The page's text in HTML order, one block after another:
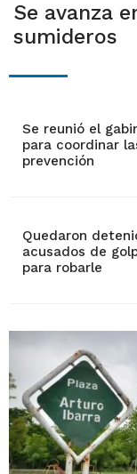
Se avanza
sumideros
Se reunió el
para coordinar
prevención
Quedaron
acusados de
para robarle